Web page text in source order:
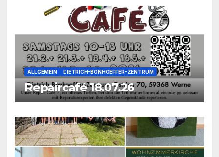
ALLGEMEIN DIETRICH-BONHOEFFER-ZENTRUM
Repaircafé 18.07.26